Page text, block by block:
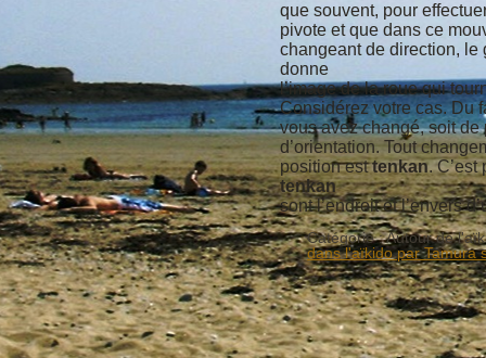
que souvent, pour
pivote et que dans ce
changeant de direction, le
donne
l’image de la roue qui
Considérez votre cas. Du
vous avez changé, soit de
d’orientation. Tout
position esttenkan. C’est
tenkan
sont l’endroit et l’envers
Catégorie :Autour de
dans l'aïkido par Tamura